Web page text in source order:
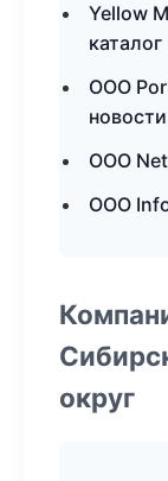
Yellow
каталог
ООО
ООО Net
ООО
округ